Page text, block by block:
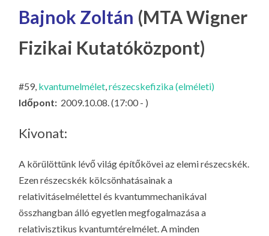
CS
IL
LA
G
KI
Bajnok Zoltán (MTA Wigner
Fizikai Kutatóközpont)
#59, kvantumelmélet,részecskefizika (elméleti)
Időpont: 2009.10.08. (17:00 - )
Kivonat:
A körülöttünk lévő világ építőkövei az elemi részecskék.
Ezen részecskék kölcsönhatásainak a
relativitáselmélettel és kvantummechanikával
összhangban álló egyetlen megfogalmazása a
relativisztikus kvantumtérelmélet. A minden